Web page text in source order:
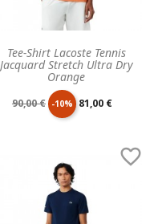
Tee-Shirt Lacoste Tennis
Jacquard Stretch Ultra Dry
Orange
Prix
90,00 € -10% Prix
81,00 €
